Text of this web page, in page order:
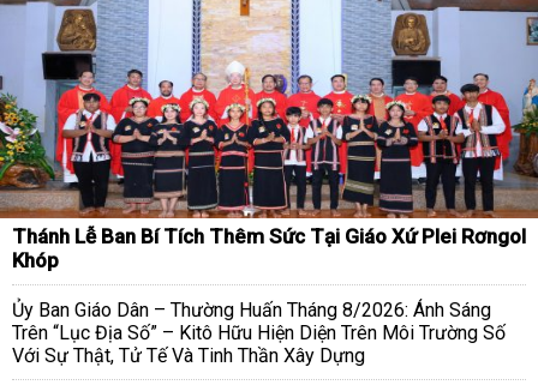
Thánh Lễ Ban Bí Tích Thêm Sức Tại Giáo Xứ Plei Rơngol
Khóp
Ủy Ban Giáo Dân – Thường Huấn Tháng 8/2026: Ánh Sáng
Trên “Lục Địa Số” – Kitô Hữu Hiện Diện Trên Môi Trường Số
Với Sự Thật, Tử Tế Và Tinh Thần Xây Dựng